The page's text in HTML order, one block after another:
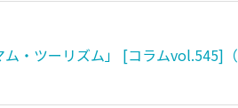
・ツーリズム」 [コラムvol.545]（